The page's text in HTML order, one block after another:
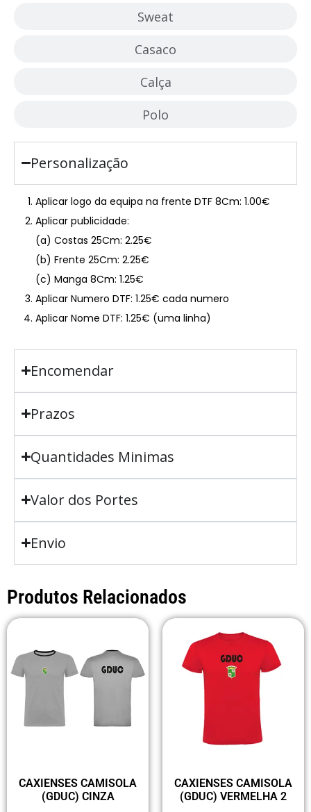
Sweat
Casaco
Calça
Polo
Personalização
Aplicar logo da equipa na frente DTF 8Cm: 1.00€
Aplicar publicidade:
(a) Costas 25Cm: 2.25€
(b) Frente 25Cm: 2.25€
(c) Manga 8Cm: 1.25€
Aplicar Numero DTF: 1.25€ cada numero
Aplicar Nome DTF: 1.25€ (uma linha)
Encomendar
Prazos
Quantidades Minimas
Valor dos Portes
Envio
Produtos Relacionados
CAXIENSES CAMISOLA
(GDUC) CINZA
CAXIENSES CAMISOLA
(GDUC) VERMELHA 2